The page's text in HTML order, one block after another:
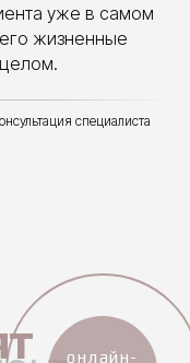
уже в самом
жизненные
специалиста
онлайн-